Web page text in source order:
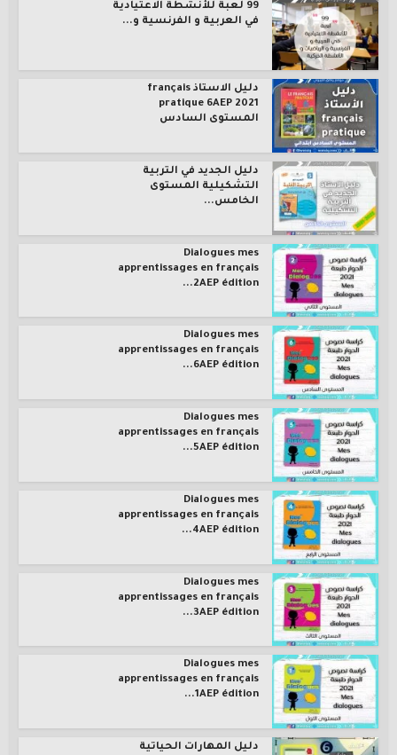
99 لعبة للأنشطة الاعتيادية
في العربية و الفرنسية و...
دليل الاستاذ français
pratique 6AEP 2021
المستوى السادس
دليل الجديد في التربية
التشكيلية المستوى
الخامس...
Dialogues mes
apprentissages en français
2AEP édition...
Dialogues mes
apprentissages en français
6AEP édition...
Dialogues mes
apprentissages en français
5AEP édition...
Dialogues mes
apprentissages en français
4AEP édition...
Dialogues mes
apprentissages en français
3AEP édition...
Dialogues mes
apprentissages en français
1AEP édition...
دليل المهارات الحياتية